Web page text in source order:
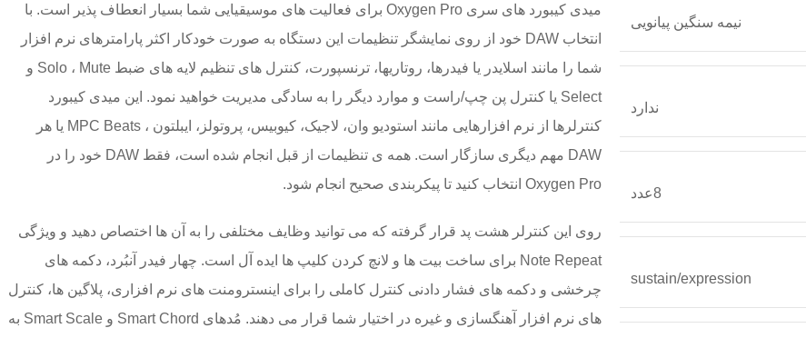
نیمه سنگین پیانویی
ندارد
8عدد
sustain/expression
میدی کیبورد های سری Oxygen Pro برای فعالیت های موسیقیایی شما بسیار انعطاف پذیر است. با
انتخاب DAW خود از روی نمایشگر تنظیمات این دستگاه به صورت خودکار اکثر پارامترهای نرم افزار
شما را مانند اسلایدر یا فیدرها، روتاریها، ترنسپورت، کنترل های تنظیم لایه های ضبط Solo ، Mute و
Select یا کنترل پن چپ/راست و موارد دیگر را به سادگی مدیریت خواهید نمود. این میدی کیبورد
کنترلرها از نرم افزارهایی مانند استودیو وان، لاجیک، کیوبیس، پروتولز، ایبلتون ، MPC Beats یا هر
DAW مهم دیگری سازگار است. همه ی تنظیمات از قبل انجام شده است، فقط DAW خود را در
Oxygen Pro انتخاب کنید تا پیکربندی صحیح انجام شود.
روی این کنترلر هشت پد قرار گرفته که می توانید وظایف مختلفی را به آن ها اختصاص دهید و ویژگی
Note Repeat برای ساخت بیت ها و لانچ کردن کلیپ ها ایده آل است. چهار فیدر آنبُرد، دکمه های
چرخشی و دکمه های فشار دادنی کنترل کاملی را برای اینسترومنت های نرم افزاری، پلاگین ها، کنترل
های نرم افزار آهنگسازی و غیره در اختیار شما قرار می دهند. مُدهای Smart Chord و Smart Scale به